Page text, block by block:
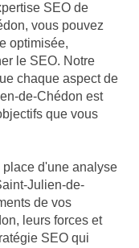
SEO de
vous pouvez
optimisée,
le SEO. Notre
chaque aspect de
de-Chédon est
que vous
d'une analyse
Julien-de-
de vos
leurs forces et
SEO qui